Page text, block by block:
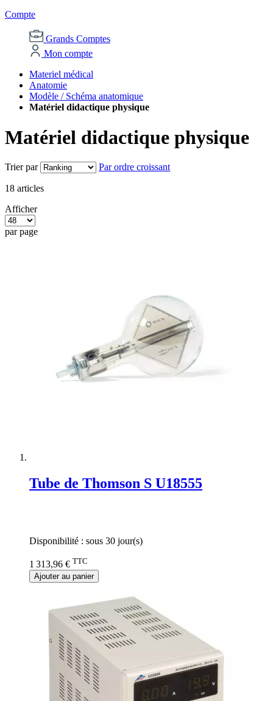
Compte
Grands Comptes
Mon compte
Materiel médical
Anatomie
Modèle / Schéma anatomique
Matériel didactique physique
Matériel didactique physique
Trier par Par ordre croissant
18 articles
Afficher
par page
Tube de Thomson S U18555
Disponibilité : sous 30 jour(s)
1 313,96 € TTC
Ajouter au panier